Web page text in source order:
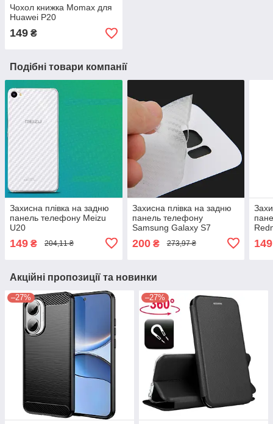
Чохол книжка Momax для
Huawei P20
149 ₴
Подібні товари компанії
Захисна плівка на задню
панель телефону Meizu
U20
149 ₴ 204,11 ₴
Захисна плівка на задню
панель телефону
Samsung Galaxy S7
200₴ 273,97 ₴ 149
Акційні пропозиції та новинки
–27% –27%